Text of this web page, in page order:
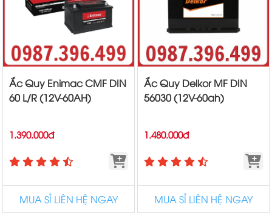
Ắc Quy Enimac CMF DIN
60 L/R (12V-60AH)
1.390.000đ
MUA SỈ LIÊN HỆ NGAY
Ắc Quy Delkor MF DIN
56030 (12V-60ah)
1.480.000đ
MUA SỈ LIÊN HỆ NGAY